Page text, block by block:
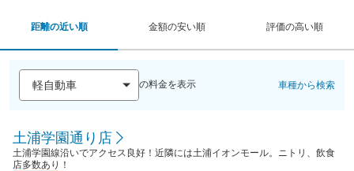
距離の近い順 金額の安い順 評価の高い順
の料金を表示 車種から検索
土浦学園通り店
土浦学園線沿いでアクセス良好！近隣には土浦イオンモール。ニトリ、飲食
店多数あり！